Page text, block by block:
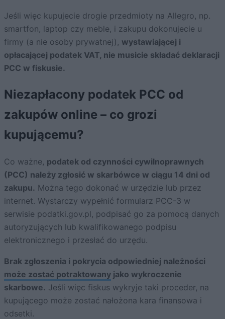
Jeśli więc kupujecie drogie przedmioty na Allegro, np.
smartfon, laptop czy meble, i zakupu dokonujecie u
firmy (a nie osoby prywatnej), wystawiającej i
opłacającej podatek VAT, nie musicie składać deklaracji
PCC w fiskusie.
Niezapłacony podatek PCC od
zakupów online – co grozi
kupującemu?
Co ważne, podatek od czynności cywilnoprawnych
(PCC) należy zgłosić w skarbówce w ciągu 14 dni od
zakupu. Można tego dokonać w urzędzie lub przez
internet. Wystarczy wypełnić formularz PCC-3 w
serwisie podatki.gov.pl, podpisać go za pomocą danych
autoryzujących lub kwalifikowanego podpisu
elektronicznego i przesłać do urzędu.
Brak zgłoszenia i pokrycia odpowiedniej należności
może zostać potraktowany jako wykroczenie
skarbowe. Jeśli więc fiskus wykryje taki proceder, na
kupującego może zostać nałożona kara finansowa i
odsetki.